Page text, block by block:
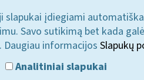
slapukai įdiegiami
Savo sutikimą bet kada
informacijos Slapukų
Analitiniai slapukai